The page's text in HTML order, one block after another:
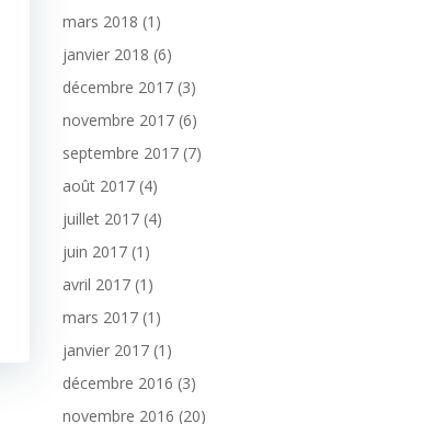
mars 2018 (1)
janvier 2018 (6)
décembre 2017 (3)
novembre 2017 (6)
septembre 2017 (7)
août 2017 (4)
juillet 2017 (4)
juin 2017 (1)
avril 2017 (1)
mars 2017 (1)
janvier 2017 (1)
décembre 2016 (3)
novembre 2016 (20)